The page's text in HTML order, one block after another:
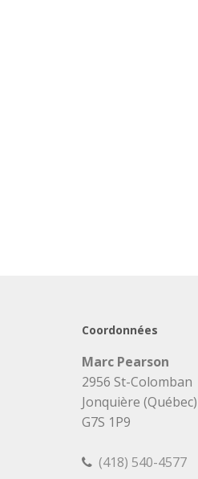
Coordonnées
Marc Pearson
2956 St-Colomban
Jonquière (Québec)
G7S 1P9
(418) 540-4577